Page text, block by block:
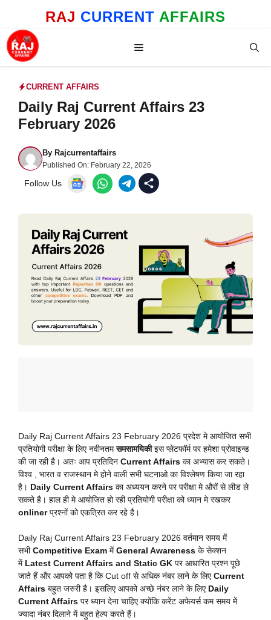
content
RAJ CURRENT AFFAIRS
Menu
CURRENT AFFAIRS
Daily Raj Current Affairs 23
February 2026
By Rajcurrentaffairs
Published On: February 22, 2026
Follow Us
Daily Raj Current Affairs 23 February 2026 प्रदेश मे आयोजित सभी
प्रतियोगी परीक्षा के लिए नवीनतमसमसामयिकीइस प्लेटफॉर्म पर हमेशा प्रोवाइन्ड
की जा रही है। अतः आप प्रतिदिन Current Affairs का अभ्यास कर सकते।
विश्व , भारत व राजस्थान मे होने वाली सभी घटनाओ का विश्लेषण किया जा रहा
है। Daily Current Affairs का अध्ययन करने पर परीक्षा मे औरों से लीड ले
सकते है। हाल ही मे आयोजित हो रही प्रतियोगी परीक्षा को ध्यान मे रखकर
onlinerप्रश्नों को एकत्रित कर रहे है।
Daily Raj Current Affairs 23 February 2026 वर्तमान समय में
सभीCompetitive Exam मेंGeneral Awareness के सेक्शन
में Latest Current Affairs and Static GK पर आधारित प्रश्न पूछे
जाते हैं और आपको पता है कि Cut off से अधिक नंबर लाने के लिएCurrent
Affairs बहुत जरुरी है। इसलिए आपको अच्छे नंबर लाने के लिए Daily
Current Affairs पर ध्यान देना चाहिए क्योंकि करेंट अफेयर्स कम समय में
ज्यादा नंबर दिलाने में बहुत हेल्प करते हैं।